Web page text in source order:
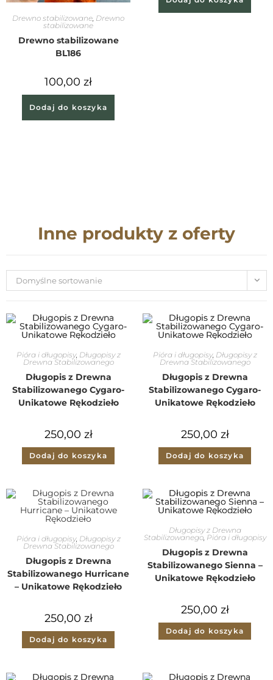
Drewno stabilizowane, Drewno
stabilizowane
Drewno stabilizowane
BL186
100,00 zł
Dodaj do koszyka
Inne produkty z oferty
Domyślne sortowanie
Pióra i długopisy, Długopisy z
Drewna Stabilizowanego
Długopis z Drewna
Stabilizowanego Cygaro-
Unikatowe Rękodzieło
250,00 zł
Dodaj do koszyka
Pióra i długopisy, Długopisy z
Drewna Stabilizowanego
Długopis z Drewna
Stabilizowanego Cygaro-
Unikatowe Rękodzieło
250,00 zł
Dodaj do koszyka
Pióra i długopisy, Długopisy z
Drewna Stabilizowanego
Długopis z Drewna
Stabilizowanego Hurricane
– Unikatowe Rękodzieło
250,00 zł
Dodaj do koszyka
Długopisy z Drewna
Stabilizowanego, Pióra i długopisy
Długopis z Drewna
Stabilizowanego Sienna –
Unikatowe Rękodzieło
250,00 zł
Dodaj do koszyka